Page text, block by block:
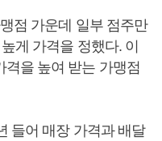
점 가운데 일부 점주만
게 가격을 정했다. 이
격을 높여 받는 가맹점
들어 매장 가격과 배달